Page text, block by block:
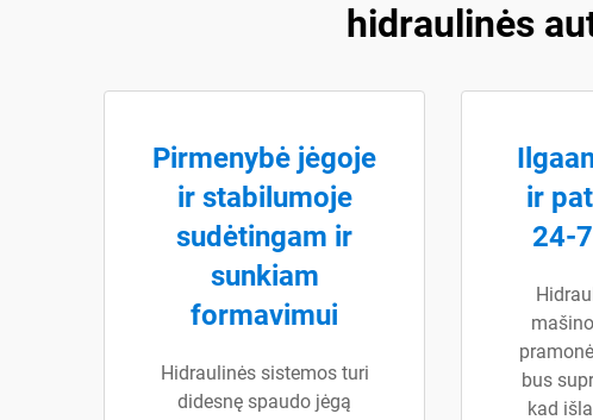
hidraulinės
Pirmenybė jėgoje
ir stabilumoje
sudėtingam ir
sunkiam
formavimui
Hidraulinės sistemos turi
didesnę spaudo jėgą
ir
24-
bus
kad